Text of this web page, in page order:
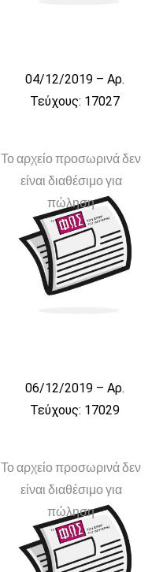
04/12/2019 – Αρ.
Τεύχους: 17027
Το αρχείο προσωρινά δεν
είναι διαθέσιμο για
πώληση
06/12/2019 – Αρ.
Τεύχους: 17029
Το αρχείο προσωρινά δεν
είναι διαθέσιμο για
πώληση